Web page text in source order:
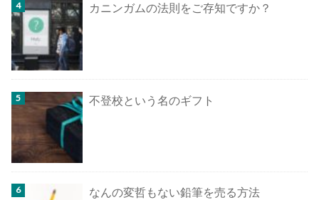
カニンガムの法則をご存知ですか？
不登校という名のギフト
なんの変哲もない鉛筆を売る方法